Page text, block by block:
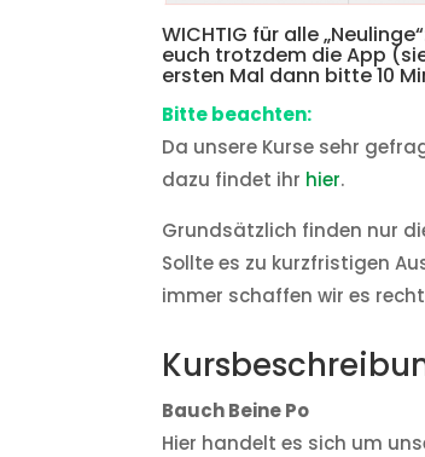
WICHTIG für alle
euch trotzdem die App
ersten Mal dann bitte 10
Bitte beachten:
Da unsere Kurse sehr
dazu findet ihr hier.
Grundsätzlich finden nur
Sollte es zu kurzfristigen
immer schaffen wir es
Bauch Beine Po
Hier handelt es sich um